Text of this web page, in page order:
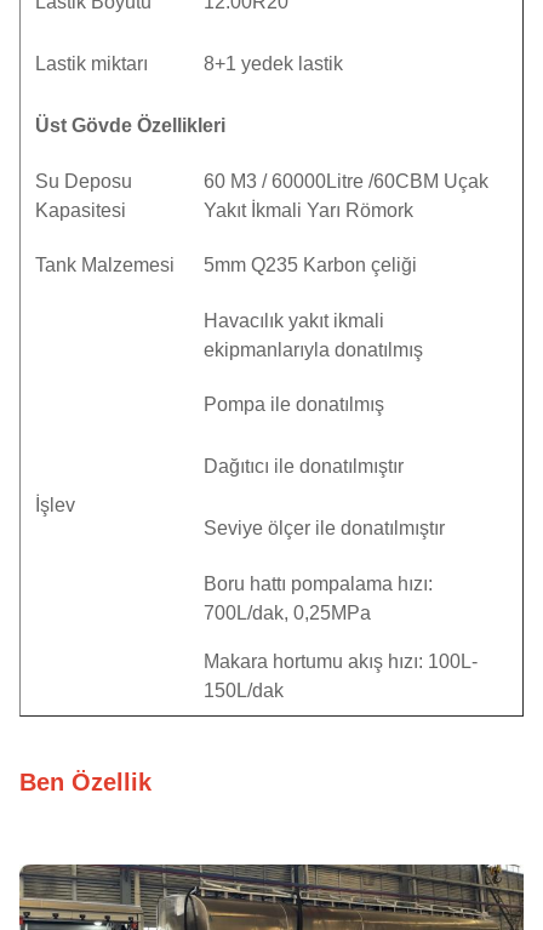
Lastik miktarı 8+1 yedek lastik
Üst Gövde Özellikleri
Su Deposu
Kapasitesi
60 M3 / 60000Litre /60CBM Uçak
Yakıt İkmali Yarı Römork
Tank Malzemesi 5mm Q235 Karbon çeliği
İşlev
Havacılık yakıt ikmali
ekipmanlarıyla donatılmış
Pompa ile donatılmış
Dağıtıcı ile donatılmıştır
Seviye ölçer ile donatılmıştır
Boru hattı pompalama hızı:
700L/dak, 0,25MPa
Makara hortumu akış hızı: 100L-
150L/dak
Ben Özellik